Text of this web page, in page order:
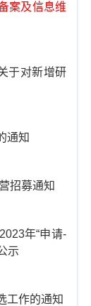
案及信息维
于对新增研
通知
招募通知
年“申请-
示
工作的通知